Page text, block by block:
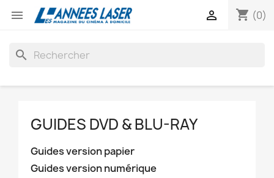
 shopping_cart (0)

search
GUIDES DVD & BLU-RAY
Guides version papier
Guides version numérique